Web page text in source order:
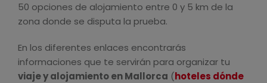
50 opciones de alojamiento entre 0 y 5 km de la
zona donde se disputa la prueba.
En los diferentes enlaces encontrarás
informaciones que te servirán para organizar tu
viaje y alojamiento en Mallorca (hoteles dónde